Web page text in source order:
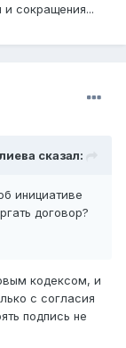
сокращения...
сказал:
инициативе
договор?
кодексом, и
с согласия
подпись не